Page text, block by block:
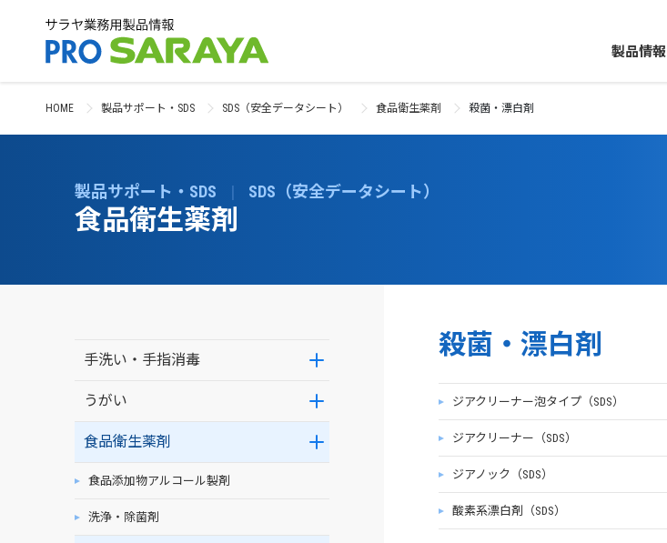
製品情報
HOME 製品サポート・SDS SDS（安全データシート） 食品衛生薬剤 殺菌・漂白剤
製品サポート・SDS | SDS（安全データシート）
食品衛生薬剤
手洗い・手指消毒
うがい
食品衛生薬剤
食品添加物アルコール製剤
洗浄・除菌剤
殺菌・漂白剤
ジアクリーナー泡タイプ（SDS）
ジアクリーナー（SDS）
ジアノック（SDS）
酸素系漂白剤（SDS）